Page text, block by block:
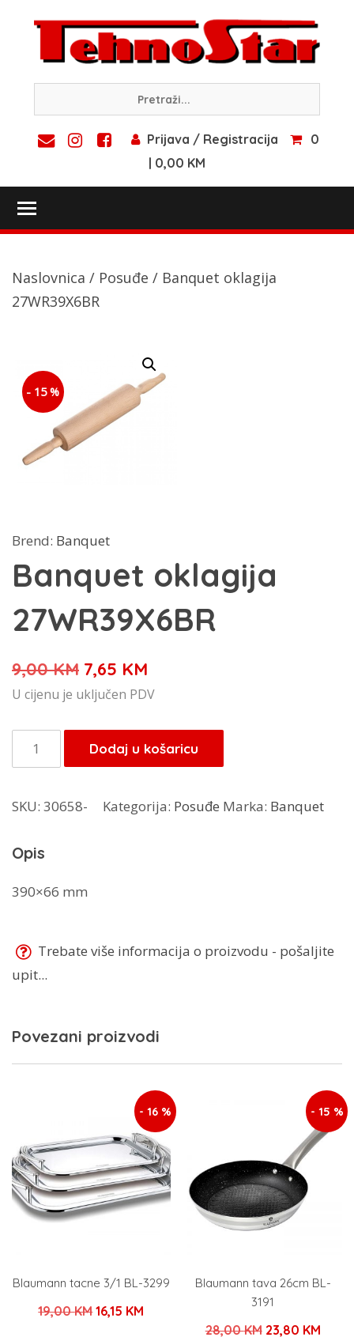
content
Prijava / Registracija
0
| 0,00 KM
Naslovnica / Posuđe / Banquet oklagija
27WR39X6BR
- 15 %
Brend: Banquet
Banquet oklagija
27WR39X6BR
9,00KM Izvorna
cijena
je:
9,00 KM.
7,65 KM
cijena
7,65 KM.
U cijenu je uključen PDV
Banquet
oklagija
količina
Dodaj u košaricu
SKU: 30658- Kategorija: Posuđe Marka: Banquet
Opis
390×66 mm
Trebate više informacija o proizvodu - pošaljite
upit...
Povezani proizvodi
- 16 %
Blaumann tacne 3/1 BL-3299
19,00KMIzvorna
16,15 KM
- 15 %
Blaumann tava 26cm BL-
3191
28,00KM Izvorna
23,80 KM